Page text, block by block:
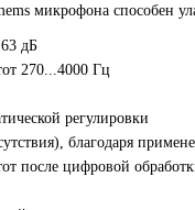
микрофона
дБ
270...4000 Гц
регулировки
благодаря
после цифровой